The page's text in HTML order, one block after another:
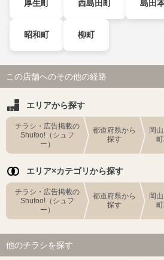
厚生町 西島田町 島田本
昭和町 柳町
この店舗へのその他の経路
エリアから探す
チラシ・広告掲載の
Shufoo!（シュフ
ー）
都道府県から
探す
岡
エリア×カテゴリから探す
チラシ・広告掲載の
Shufoo!（シュフ
ー）
都道府県から
探す
岡
他のチラシを探す